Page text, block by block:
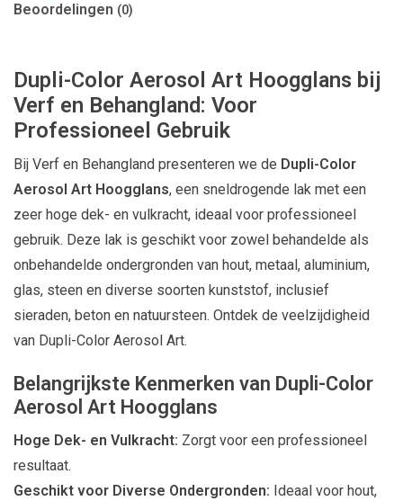
Beoordelingen (0)
Dupli-Color Aerosol Art Hoogglans bij
Verf en Behangland: Voor
Professioneel Gebruik
Bij Verf en Behangland presenteren we de Dupli-Color
Aerosol Art Hoogglans, een sneldrogende lak met een
zeer hoge dek- en vulkracht, ideaal voor professioneel
gebruik. Deze lak is geschikt voor zowel behandelde als
onbehandelde ondergronden van hout, metaal, aluminium,
glas, steen en diverse soorten kunststof, inclusief
sieraden, beton en natuursteen. Ontdek de veelzijdigheid
van Dupli-Color Aerosol Art.
Belangrijkste Kenmerken van Dupli-Color
Aerosol Art Hoogglans
Hoge Dek- en Vulkracht: Zorgt voor een professioneel
resultaat.
Geschikt voor Diverse Ondergronden: Ideaal voor hout,